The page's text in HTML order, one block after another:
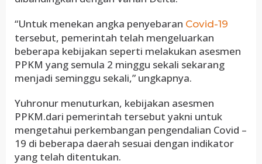
“Untuk menekan angka penyebaran Covid-19
tersebut, pemerintah telah mengeluarkan
beberapa kebijakan seperti melakukan asesmen
PPKM yang semula 2 minggu sekali sekarang
menjadi seminggu sekali,” ungkapnya.
Yuhronur menuturkan, kebijakan asesmen
PPKM.dari pemerintah tersebut yakni untuk
mengetahui perkembangan pengendalian Covid –
19 di beberapa daerah sesuai dengan indikator
yang telah ditentukan.